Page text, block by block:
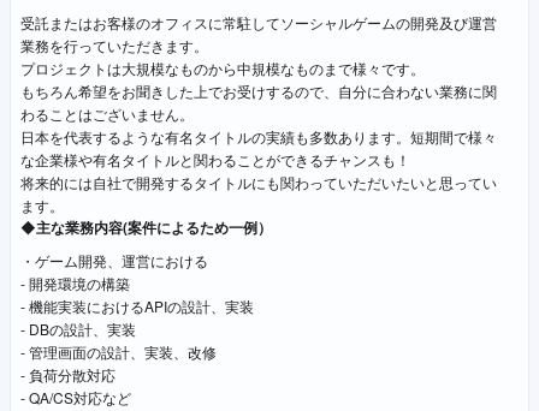
受託またはお客様のオフィスに常駐してソーシャルゲームの開発及び運営
業務を行っていただきます。
プロジェクトは大規模なものから中規模なものまで様々です。
もちろん希望をお聞きした上でお受けするので、自分に合わない業務に関
わることはございません。
日本を代表するような有名タイトルの実績も多数あります。短期間で様々
な企業様や有名タイトルと関わることができるチャンスも！
将来的には自社で開発するタイトルにも関わっていただいたいと思ってい
ます。
◆主な業務内容(案件によるため一例）
・ゲーム開発、運営における
- 開発環境の構築
- 機能実装におけるAPIの設計、実装
- DBの設計、実装
- 管理画面の設計、実装、改修
- 負荷分散対応
- QA/CS対応など